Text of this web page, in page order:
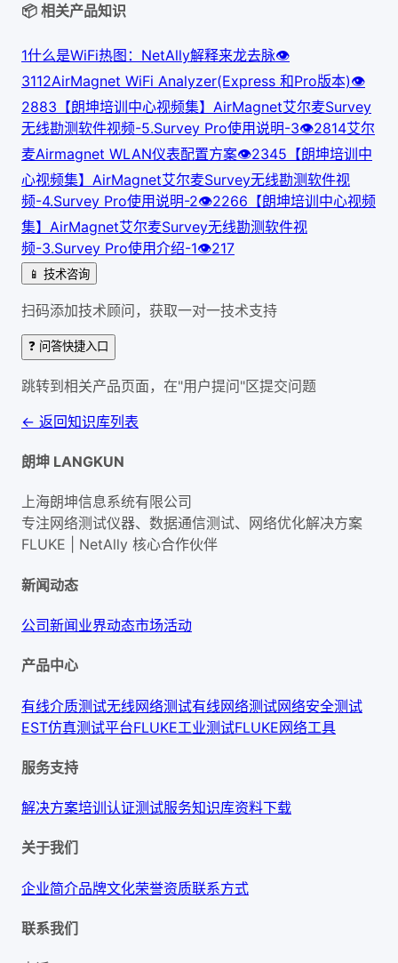
📦 相关产品知识
1什么是WiFi热图：NetAlly解释来龙去脉👁
3112AirMagnet WiFi Analyzer(Express 和Pro版本)👁
2883 【朗坤培训中心视频集】AirMagnet艾尔麦Survey
无线勘测软件视频-5.Survey Pro使用说明-3👁2814艾尔
麦Airmagnet WLAN仪表配置方案👁2345 【朗坤培训中
心视频集】AirMagnet艾尔麦Survey无线勘测软件视
频-4.Survey Pro使用说明-2👁2266 【朗坤培训中心视频
集】AirMagnet艾尔麦Survey无线勘测软件视
频-3.Survey Pro使用介绍-1👁217
📱 技术咨询
扫码添加技术顾问，获取一对一技术支持
❓ 问答快捷入口
跳转到相关产品页面，在"用户提问"区提交问题
← 返回知识库列表
朗坤 LANGKUN
上海朗坤信息系统有限公司
专注网络测试仪器、数据通信测试、网络优化解决方案
FLUKE | NetAlly 核心合作伙伴
新闻动态
公司新闻业界动态市场活动
产品中心
有线介质测试无线网络测试有线网络测试网络安全测试
EST仿真测试平台FLUKE工业测试FLUKE网络工具
服务支持
解决方案培训认证测试服务知识库资料下载
关于我们
企业简介品牌文化荣誉资质联系方式
联系我们